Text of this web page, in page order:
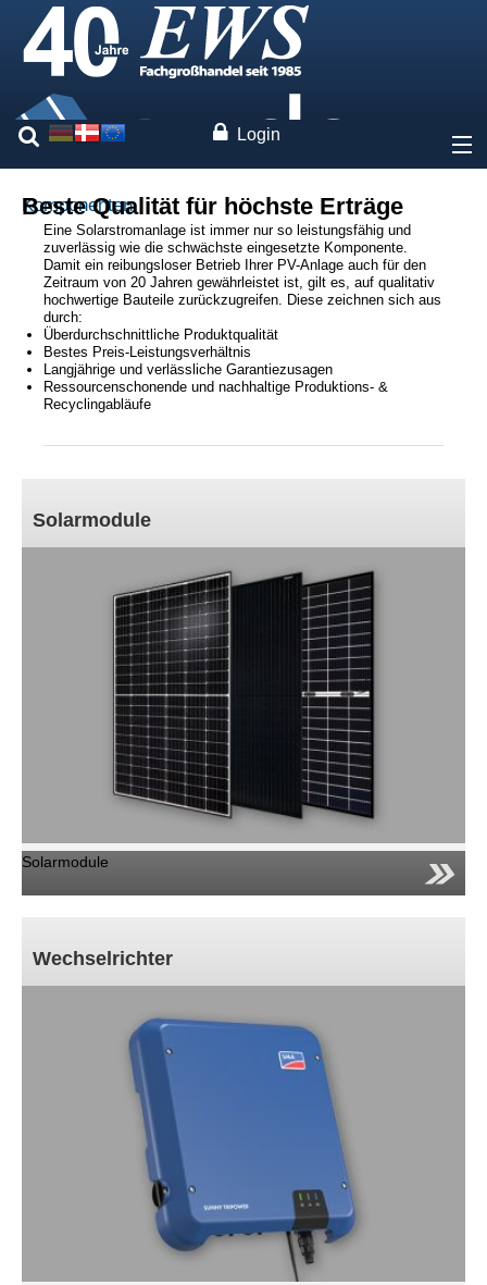
Login
Über uns
Preise
Unsere Marken
Solarmodule
Wechselrichter
Speichersysteme
EV-Ladestationen
Leistungen
Fachwissen
Kontakt
News
Komponenten
Beste Qualität für höchste Erträge
Eine Solarstromanlage ist immer nur so leistungsfähig und
zuverlässig wie die schwächste eingesetzte Komponente.
Damit ein reibungsloser Betrieb Ihrer PV-Anlage auch für den
Zeitraum von 20 Jahren gewährleistet ist, gilt es, auf qualitativ
hochwertige Bauteile zurückzugreifen. Diese zeichnen sich aus
durch:
Überdurchschnittliche Produktqualität
Bestes Preis-Leistungsverhältnis
Langjährige und verlässliche Garantiezusagen
Ressourcenschonende und nachhaltige Produktions- &
Recyclingabläufe
Solarmodule
Solarmodule
Wechselrichter